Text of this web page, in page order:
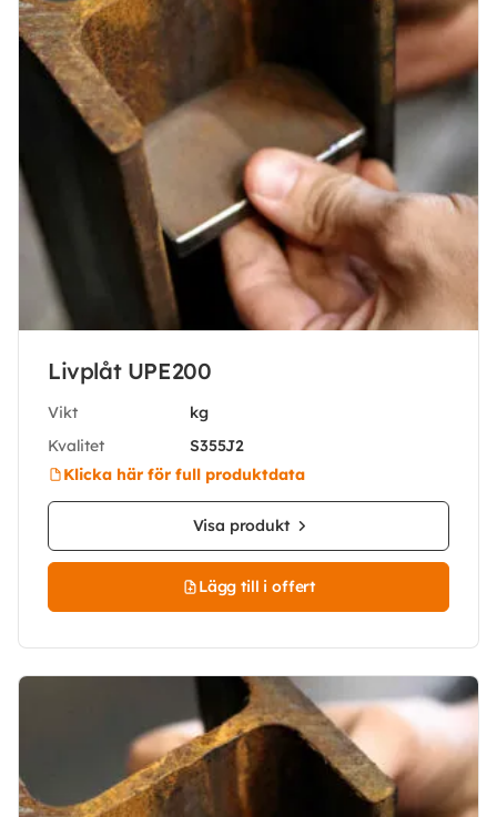
Livplåt UPE200
Vikt
kg
Kvalitet
S355J2
Klicka här för full produktdata
Visa produkt
Lägg till i offert